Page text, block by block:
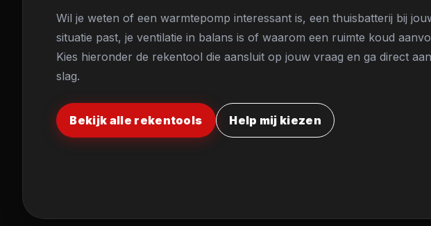
Wil je weten of een warmtepomp interessant is, een thuisbatterij bij
situatie past, je ventilatie in balans is of waarom een ruimte koud
Kies hieronder de rekentool die aansluit op jouw vraag en ga direct
slag.
Bekijk alle rekentools Help mij kiezen